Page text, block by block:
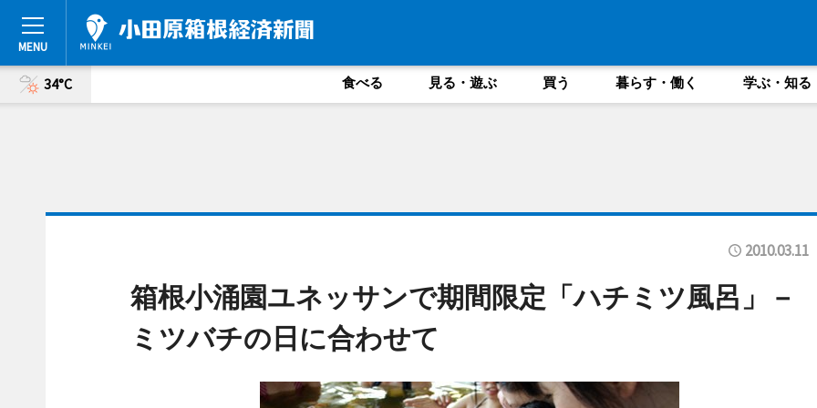
34°C 食べる 見る・遊ぶ 買う 暮らす・働く 学ぶ・知る
2010.03.11
箱根小涌園ユネッサンで期間限定「ハチミツ風呂」－
ミツバチの日に合わせて